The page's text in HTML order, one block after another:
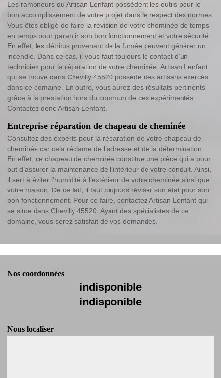
Les ramoneurs du Artisan Lenfant possèdent les outils pour le
bon accomplissement de votre projet dans le respect des normes.
Vous êtes obligé de faire la révision de votre cheminée de temps
en temps pour garantir son bon fonctionnement et votre sécurité.
En effet, les détritus provenant de la fumée peuvent générer un
incendie. Dans ce cas, il vous faut toujours le contact d’un
technicien pour la réparation de votre cheminée. Artisan Lenfant
qui se trouve dans Chevilly 45520 possède des artisans exercés
dans ce domaine. En outre, vous aurez des résultats pertinents
grâce à la prestation hors du commun de ces expérimentés.
Contactez donc Artisan Lenfant.
Entreprise réparation de chapeau de cheminée
Consultez des experts pour la réparation de votre chapeau de
cheminée car cela réclame de l’adresse et de la détermination.
En effet, ce chapeau de cheminée constitue une pièce qui a pour
but d’assurer la maintenance de l’intérieur de votre conduit. Ainsi,
il sert à éviter l’humidité à l’extérieur de votre cheminée ainsi que
votre maison. De ce fait, il faut toujours réviser son état pour son
bon fonctionnement. Pour ce faire, contactez Artisan Lenfant qui
se situe dans Chevilly 45520. Ayant des spécialistes de ce
domaine, vous serez satisfait de vos demandes.
Nos coordonnées
indisponible
indisponible
Nous localiser